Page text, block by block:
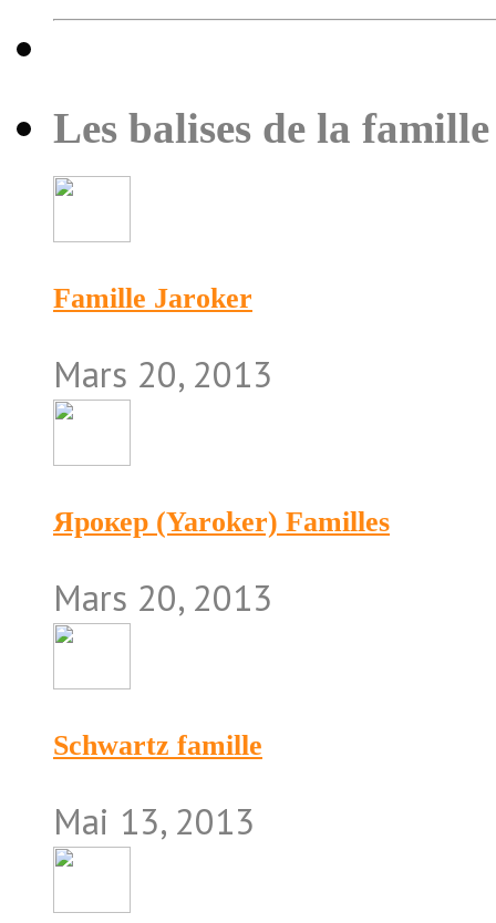
Les balises de la famille
Famille Jaroker
Mars 20, 2013
Ярокер (Yaroker) Familles
Mars 20, 2013
Schwartz famille
Mai 13, 2013